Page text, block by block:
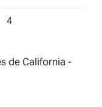
4
de California -